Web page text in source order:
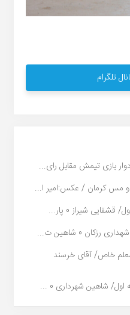
تلگرام
بازی تیمش مقابل رای...
و مس کرمان / عکس:امیر ا...
شیراز 0 پار...
0 شاهین ت...
خاص/ آقای خرسند
شاهین شهرداری 0 ...